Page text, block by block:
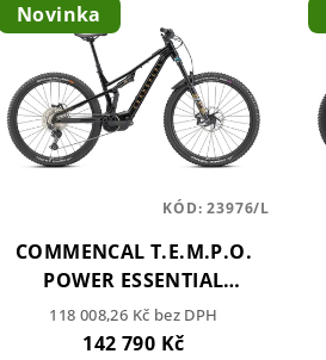
Novinka
COMMENCAL T.E.M.P.O.
POWER ESSENTIAL
GLITTERY BLACK
118 008,26 Kč bez DPH
142 790 Kč
KÓD:23976/L